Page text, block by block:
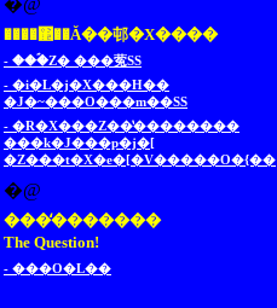
�@
����΂��Ă��邨�X����
- ���ؐΖ� ���蒬SS
- �i�L�j�X���H��
�J�~���O���m��SS
- �R�X���Ζ��̔��������
���k�J���p�j�[
�Z���t�X�e�[�V�����O�{��
�@
���̒�������
The Question!
- ���O�L��